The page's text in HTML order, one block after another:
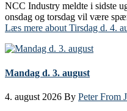
NCC Industry meldte i sidste
onsdag og torsdag vil være
Læs mere about Tirsdag d. 4.
Mandag d. 3. august
4. august 2026 By Peter From